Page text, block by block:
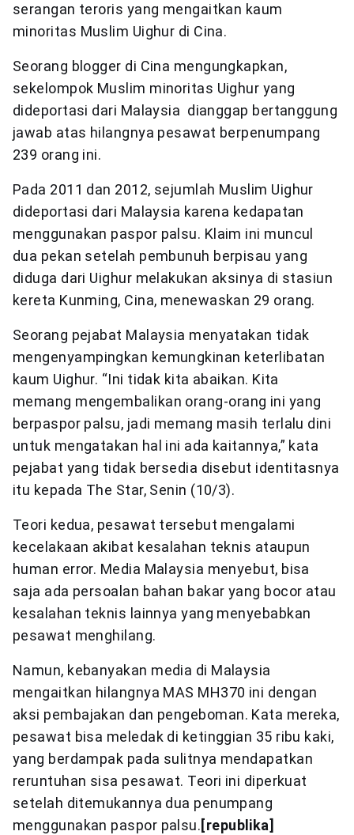
serangan teroris yang mengaitkan kaum
minoritas Muslim Uighur di Cina.
Seorang blogger di Cina mengungkapkan,
sekelompok Muslim minoritas Uighur yang
dideportasi dari Malaysia dianggap bertanggung
jawab atas hilangnya pesawat berpenumpang
239 orang ini.
Pada 2011 dan 2012, sejumlah Muslim Uighur
dideportasi dari Malaysia karena kedapatan
menggunakan paspor palsu. Klaim ini muncul
dua pekan setelah pembunuh berpisau yang
diduga dari Uighur melakukan aksinya di stasiun
kereta Kunming, Cina, menewaskan 29 orang.
Seorang pejabat Malaysia menyatakan tidak
mengenyampingkan kemungkinan keterlibatan
kaum Uighur. “Ini tidak kita abaikan. Kita
memang mengembalikan orang-orang ini yang
berpaspor palsu, jadi memang masih terlalu dini
untuk mengatakan hal ini ada kaitannya,” kata
pejabat yang tidak bersedia disebut identitasnya
itu kepada The Star, Senin (10/3).
Teori kedua, pesawat tersebut mengalami
kecelakaan akibat kesalahan teknis ataupun
human error. Media Malaysia menyebut, bisa
saja ada persoalan bahan bakar yang bocor atau
kesalahan teknis lainnya yang menyebabkan
pesawat menghilang.
Namun, kebanyakan media di Malaysia
mengaitkan hilangnya MAS MH370 ini dengan
aksi pembajakan dan pengeboman. Kata mereka,
pesawat bisa meledak di ketinggian 35 ribu kaki,
yang berdampak pada sulitnya mendapatkan
reruntuhan sisa pesawat. Teori ini diperkuat
setelah ditemukannya dua penumpang
menggunakan paspor palsu.[republika]